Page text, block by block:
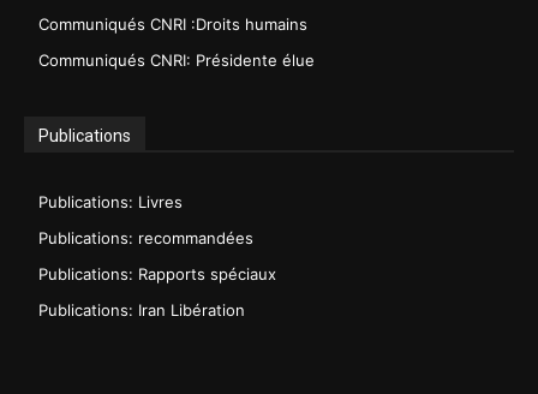
Communiqués CNRI :Droits humains
Communiqués CNRI: Présidente élue
Publications
Publications: Livres
Publications: recommandées
Publications: Rapports spéciaux
Publications: Iran Libération